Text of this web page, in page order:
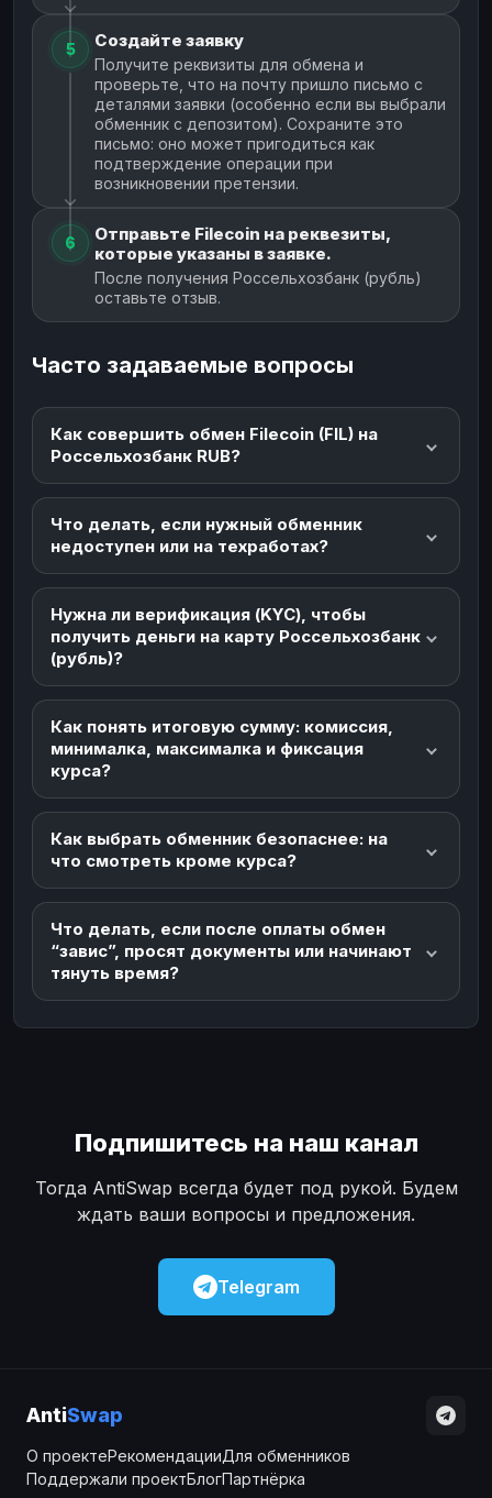
5 Создайте заявку
Получите реквизиты для обмена и
проверьте, что на почту пришло письмо с
деталями заявки (особенно если вы выбрали
обменник с депозитом). Сохраните это
письмо: оно может пригодиться как
подтверждение операции при
возникновении претензии.
6
Отправьте Filecoin на реквезиты,
которые указаны в заявке.
После получения Россельхозбанк (рубль)
оставьте отзыв.
Часто задаваемые вопросы
Как совершить обмен Filecoin (FIL) на
Россельхозбанк RUB?
Что делать, если нужный обменник
недоступен или на техработах?
Нужна ли верификация (KYC), чтобы
получить деньги на карту Россельхозбанк
(рубль)?
Как понять итоговую сумму: комиссия,
минималка, максималка и фиксация
курса?
Как выбрать обменник безопаснее: на
что смотреть кроме курса?
Что делать, если после оплаты обмен
“завис”, просят документы или начинают
тянуть время?
Подпишитесь на наш канал
Тогда AntiSwap всегда будет под рукой. Будем
ждать ваши вопросы и предложения.
Telegram
AntiSwap
О проектеРекомендацииДля обменников
Поддержали проектБлогПартнёрка